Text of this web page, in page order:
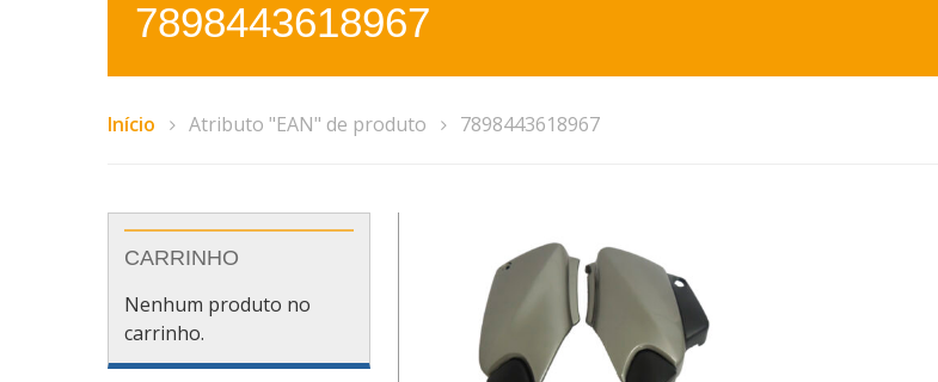
7898443618967
Início Atributo "EAN" de produto 7898443618967
CARRINHO
Nenhum produto no
carrinho.